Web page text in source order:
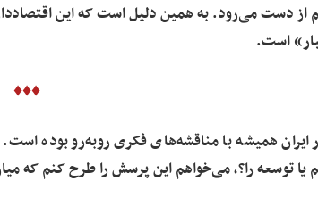
از دست می‌رود. به همین دلیل است که این
است.
♦♦♦
همیشه با مناقشه‌های فکری روبه‌رو بوده است.
یا توسعه را؟، می‌خواهم این پرسش را طرح کنم که